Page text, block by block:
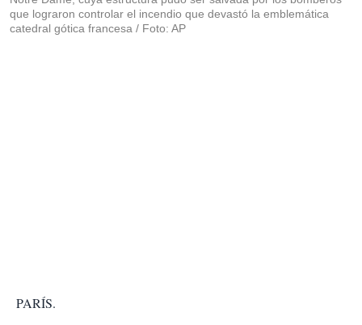
que lograron controlar el incendio que devastó la emblemática
catedral gótica francesa / Foto: AP
PARÍS.